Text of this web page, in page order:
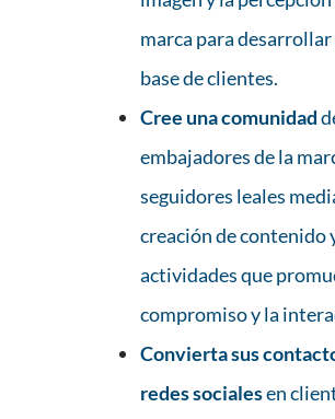
marca para desarrollar
base de clientes.
Cree una comunidad
embajadores de la
seguidores leales
creación de contenido
actividades que
compromiso y la
Convierta sus
redes socialesen